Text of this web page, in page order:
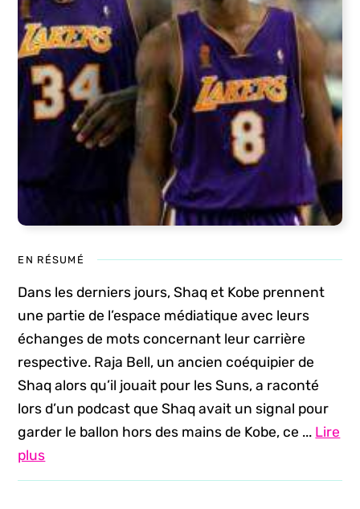
EN RÉSUMÉ
Dans les derniers jours, Shaq et Kobe prennent
une partie de l’espace médiatique avec leurs
échanges de mots concernant leur carrière
respective. Raja Bell, un ancien coéquipier de
Shaq alors qu’il jouait pour les Suns, a raconté
lors d’un podcast que Shaq avait un signal pour
garder le ballon hors des mains de Kobe, ce ... Lire
plus